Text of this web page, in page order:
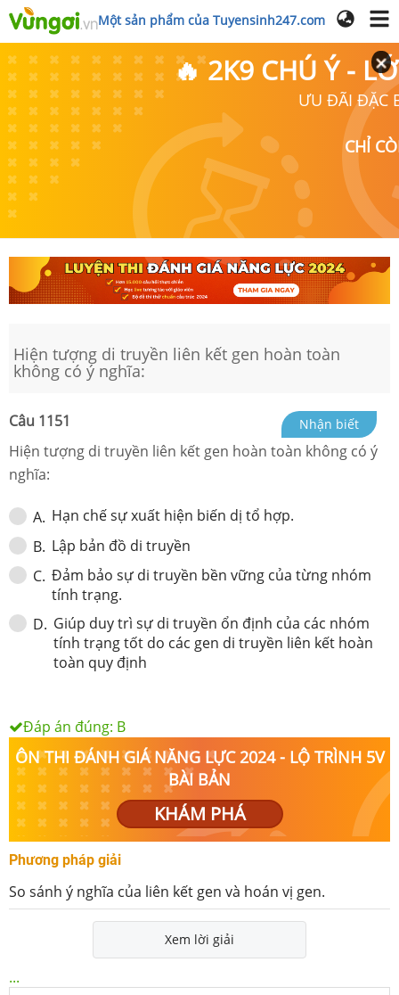
Một sản phẩm của Tuyensinh247.com
🔥 2K9 CHÚ Ý -
ƯU ĐÃI ĐẶC
CHỈ
Hiện tượng di truyền liên kết gen hoàn toàn
không có ý nghĩa:
Câu 1151 Nhận biết
Hiện tượng di truyền liên kết gen hoàn toàn không có ý
nghĩa:
A. Hạn chế sự xuất hiện biến dị tổ hợp.
B. Lập bản đồ di truyền
C. Đảm bảo sự di truyền bền vững của từng nhóm
tính trạng.
D. Giúp duy trì sự di truyền ổn định của các nhóm
tính trạng tốt do các gen di truyền liên kết hoàn
toàn quy định
Đáp án đúng: B
ÔN THI ĐÁNH GIÁ NĂNG LỰC 2024 - LỘ TRÌNH 5V
BÀI BẢN
KHÁM PHÁ
Phương pháp giải
So sánh ý nghĩa của liên kết gen và hoán vị gen.
Xem lời giải
...